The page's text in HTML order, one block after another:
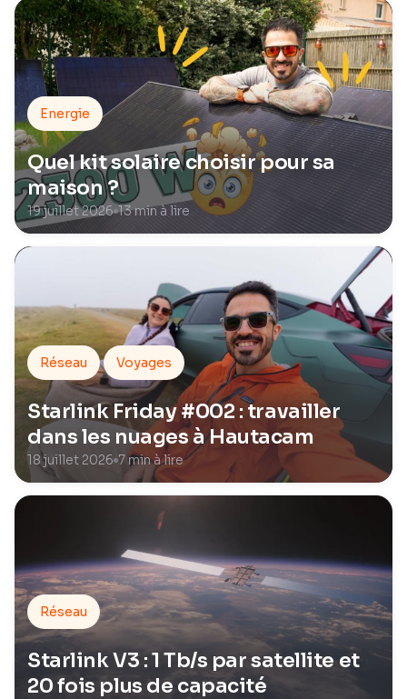
Energie
Quel kit solaire choisir pour sa
maison ?
19 juillet 2026 13 min à lire
Réseau Voyages
Starlink Friday #002 : travailler
dans les nuages à Hautacam
18 juillet 2026 7 min à lire
Réseau
Starlink V3 : 1 Tb/s par satellite et
20 fois plus de capacité